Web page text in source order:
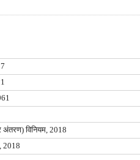
अंतरण) विनियम, 2018
2018